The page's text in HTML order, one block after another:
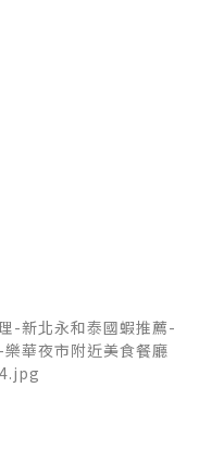
-新北永和泰國蝦推薦-
華夜市附近美食餐廳